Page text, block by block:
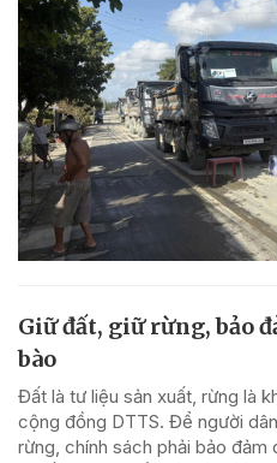
Giữ đất, giữ rừng, bảo
bào
Đất là tư liệu sản xuất, rừng là
cộng đồng DTTS. Để người
rừng, chính sách phải bảo